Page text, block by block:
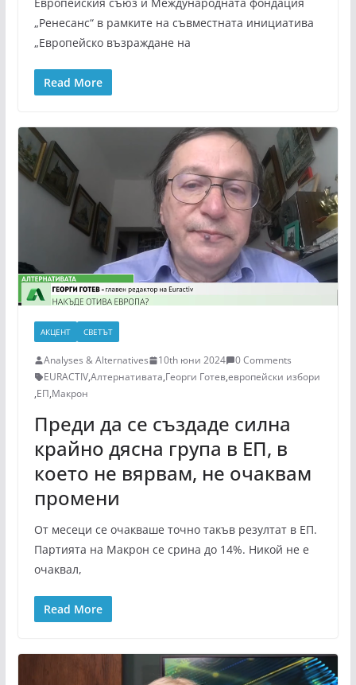
„Ренесанс“ в рамките на съвместната инициатива
„Европейско възраждане на
Read More
АКЦЕНТ СВЕТЪТ
Analyses & Alternatives 10th юни 2024
0 Comments
EURACTIV,Алтернативата,Георги Готев,европейски избори
,ЕП,Макрон
Преди да се създаде силна
крайно дясна група в ЕП, в
което не вярвам, не очаквам
промени
От месеци се очакваше точно такъв резултат в ЕП.
Партията на Макрон се срина до 14%. Никой не е
очаквал,
Read More